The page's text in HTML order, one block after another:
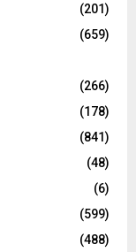
(201)
(659)
(266)
(178)
(841)
(48)
(6)
(599)
(488)